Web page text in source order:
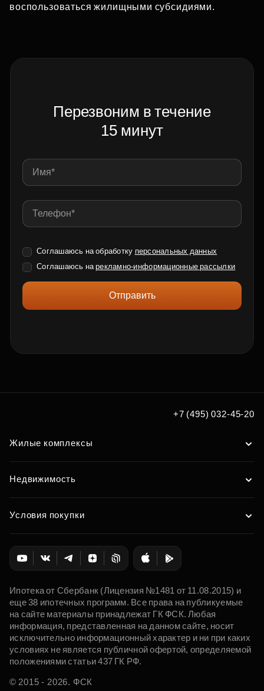
воспользоваться жилищными субсидиями.
Перезвоним в течение
15 минут
Соглашаюсь на обработку персональных данных
Соглашаюсь нарекламно-информационные рассылки
Отправить
+7 (495) 032-45-20
Жилые комплексы
Недвижимость
Условия покупки
Ипотека от Сбербанк (Лицензия №1481 от 11.08.2015) и
еще 38 ипотечных программ. Все права на публикуемые
на сайте материалы принадлежат ГК ФСК. Любая
информация, представленная на данном сайте, носит
исключительно информационный характер и ни при каких
условиях не является публичной офертой, определяемой
положениями статьи 437 ГК РФ.
© 2015 - 2026. ФСК